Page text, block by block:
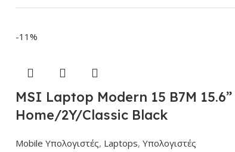
-11%
MSI Laptop Modern 15 B7M
Home/2Y/Classic Black
Mobile Υπολογιστές, Laptops, Υπολογιστές